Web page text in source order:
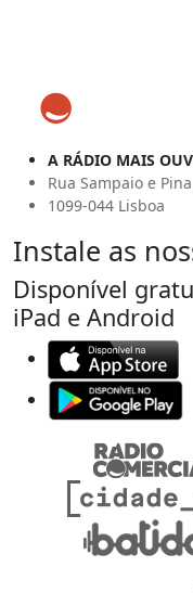
A RÁDIO MAIS
Rua Sampaio e
1099-044 Lisboa
Instale as
Disponível
iPad e Android